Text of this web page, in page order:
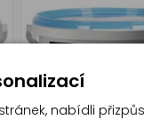
nabídli